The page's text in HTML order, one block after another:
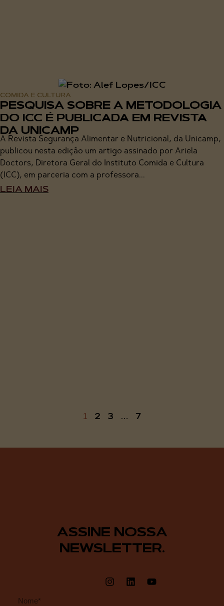
COMIDA E CULTURA
PESQUISA SOBRE A METODOLOGIA
DO ICC É PUBLICADA EM REVISTA
DA UNICAMP
A Revista Segurança Alimentar e Nutricional, da Unicamp,
publicou nesta edição um artigo assinado por Ariela
Doctors, Diretora Geral do Instituto Comida e Cultura
(ICC), em parceria com a professora...
LEIA MAIS
1 2 3 … 7
ASSINE NOSSA
NEWSLETTER.